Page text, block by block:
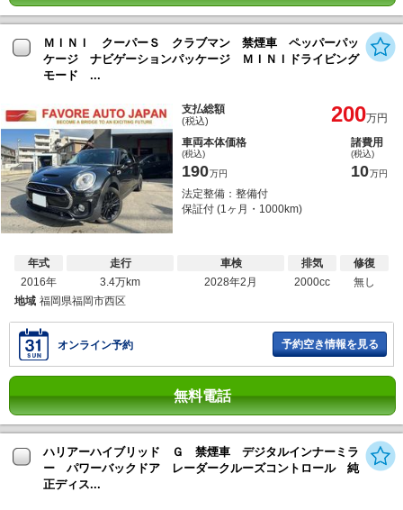
ＭＩＮＩ クーパーＳ クラブマン 禁煙車 ペッパーパッ
ケージ ナビゲーションパッケージ ＭＩＮＩドライビング
モード ...
支払総額
(税込) 200万円
車両本体価格
(税込)
190万円
諸費用
(税込)
10万円
法定整備：整備付
保証付 (1ヶ月・1000km)
年式
2016年
走行
3.4万km
車検
2028年2月
排気
2000cc
修復
無し
地域 福岡県福岡市西区
オンライン予約 予約空き情報を見る
無料電話
ハリアーハイブリッド Ｇ 禁煙車 デジタルインナーミラ
ー パワーバックドア レーダークルーズコントロール 純
正ディス...